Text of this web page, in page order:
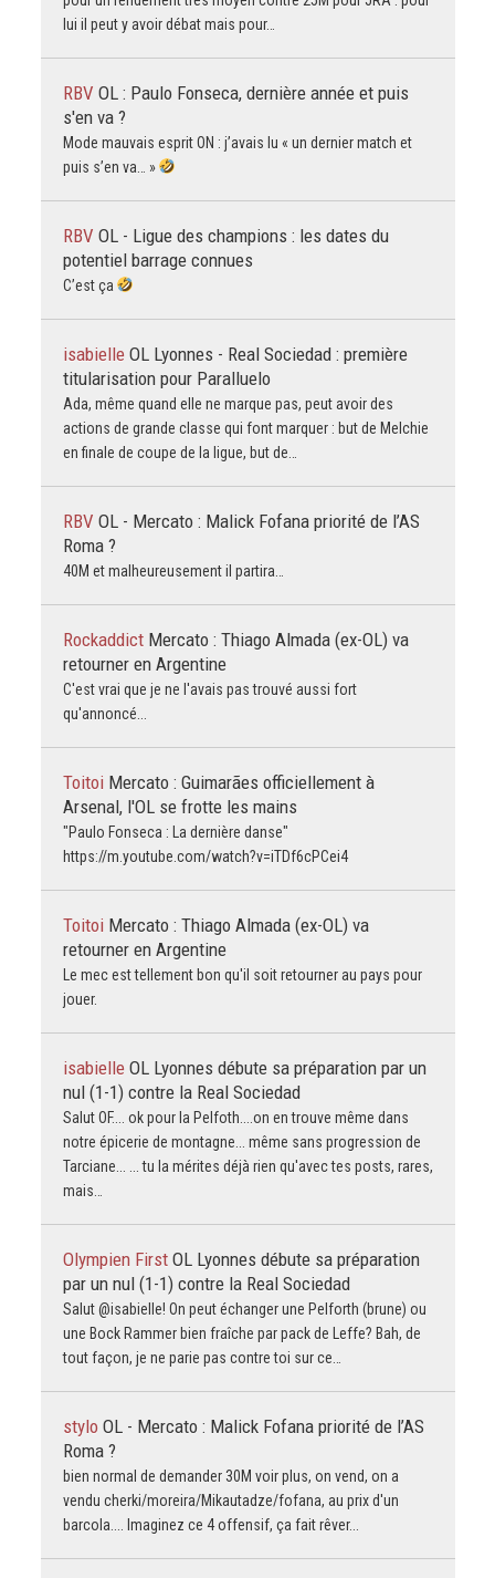
lui il peut y avoir débat mais pour…
RBV OL : Paulo Fonseca, dernière année et puis
s'en va ?
Mode mauvais esprit ON : j’avais lu « un dernier match et
puis s’en va… »
RBV OL - Ligue des champions : les dates du
potentiel barrage connues
C’est ça
isabielle OL Lyonnes - Real Sociedad : première
titularisation pour Paralluelo
Ada, même quand elle ne marque pas, peut avoir des
actions de grande classe qui font marquer : but de Melchie
en finale de coupe de la ligue, but de…
RBV OL - Mercato : Malick Fofana priorité de l’AS
Roma ?
40M et malheureusement il partira…
Rockaddict Mercato : Thiago Almada (ex-OL) va
retourner en Argentine
C'est vrai que je ne l'avais pas trouvé aussi fort
qu'annoncé...
Toitoi Mercato : Guimarães officiellement à
Arsenal, l'OL se frotte les mains
"Paulo Fonseca : La dernière danse"
https://m.youtube.com/watch?v=iTDf6cPCei4
Toitoi Mercato : Thiago Almada (ex-OL) va
retourner en Argentine
Le mec est tellement bon qu'il soit retourner au pays pour
jouer.
isabielle OL Lyonnes débute sa préparation par un
nul (1-1) contre la Real Sociedad
Salut OF.... ok pour la Pelfoth....on en trouve même dans
notre épicerie de montagne... même sans progression de
Tarciane... ... tu la mérites déjà rien qu'avec tes posts, rares,
mais…
Olympien First OL Lyonnes débute sa préparation
par un nul (1-1) contre la Real Sociedad
Salut @isabielle! On peut échanger une Pelforth (brune) ou
une Bock Rammer bien fraîche par pack de Leffe? Bah, de
tout façon, je ne parie pas contre toi sur ce…
stylo OL - Mercato : Malick Fofana priorité de l’AS
Roma ?
bien normal de demander 30M voir plus, on vend, on a
vendu cherki/moreira/Mikautadze/fofana, au prix d'un
barcola.... Imaginez ce 4 offensif, ça fait rêver...